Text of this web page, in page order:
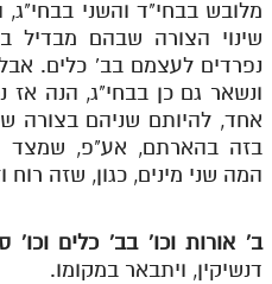
אודות האתר
אתר הבית
לאתר ספר הרב
מלובש בבחי"ד והשני
שינוי הצורה שבהם מבדיל
נפרדים לעצמם בב' כלים.
ונשאר גם כן בבחי"ג, הנה אז
אחד, להיותם שניהם בצורה
בזה בהארתם, אע"פ, שמצד
המה שני מינים, כגון, שזה רוח
ב' אורות וכו' בב' כלים וכו'
דנשיקין, ויתבאר במקומו.